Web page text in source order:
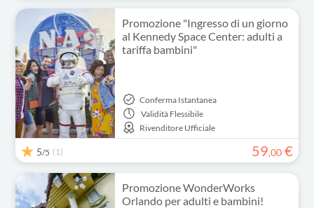
Promozione "Ingresso di un giorno
al Kennedy Space Center: adulti a
tariffa bambini"
Conferma Istantanea
Validità Flessibile
Rivenditore Ufficiale
5/5 (1) 59,00 €
Promozione WonderWorks
Orlando per adulti e bambini!